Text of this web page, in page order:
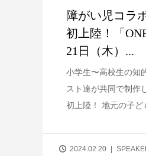
障がい児コラ
初上陸！「
21日（木）...
小学生〜高校生の知
スト達が共同で制作
初上陸！ 地元の子ど
2024.02.20